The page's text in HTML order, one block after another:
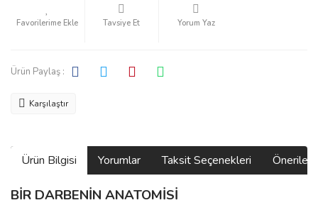
Tavsiye Et Yorum Yaz
Ürün Paylaş :
Karşılaştır
Ürün Bilgisi Yorumlar Taksit Seçenekleri
BİR DARBENİN ANATOMİSİ